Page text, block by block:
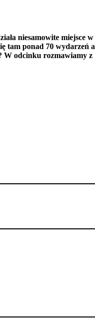
niesamowite miejsce w
tam ponad 70 wydarzeń a
W odcinku rozmawiamy z